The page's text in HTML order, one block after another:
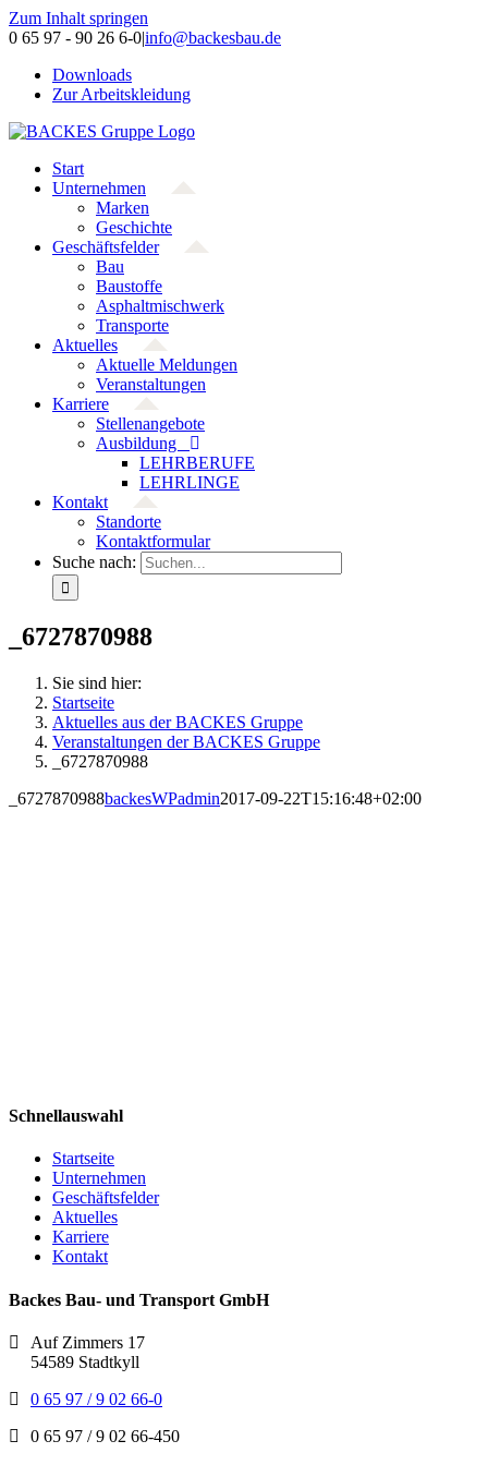
Zum Inhalt springen
0 65 97 - 90 26 6-0|info@backesbau.de
Downloads
Zur Arbeitskleidung
Start
Unternehmen
Marken
Geschichte
Geschäftsfelder
Bau
Baustoffe
Asphaltmischwerk
Transporte
Aktuelles
Aktuelle Meldungen
Veranstaltungen
Karriere
Stellenangebote
Ausbildung
LEHRBERUFE
LEHRLINGE
Kontakt
Standorte
Kontaktformular
Suche nach:
_6727870988
Sie sind hier:
Startseite
Aktuelles aus der BACKES Gruppe
Veranstaltungen der BACKES Gruppe
_6727870988
_6727870988backesWPadmin2017-09-22T15:16:48+02:00
Schnellauswahl
Startseite
Unternehmen
Geschäftsfelder
Aktuelles
Karriere
Kontakt
Backes Bau- und Transport GmbH
Auf Zimmers 17
54589 Stadtkyll
0 65 97 / 9 02 66-0
0 65 97 / 9 02 66-450